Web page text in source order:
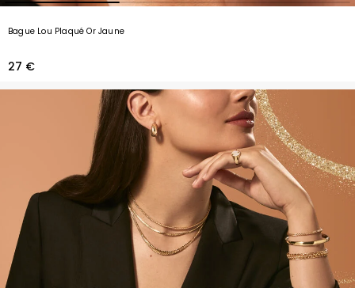
Bague Lou Plaqué Or Jaune
27 €